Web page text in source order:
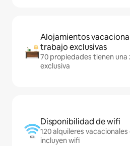
Alojamientos
trabajo exclusivas
70 propiedades tienen una
exclusiva
Disponibilidad de wifi
120 alquileres
incluyen wifi